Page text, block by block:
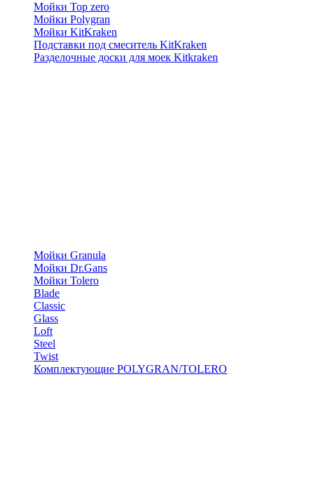
Мойки Top zero
Мойки Polygran
Мойки KitKraken
Подставки под смеситель KitKraken
Разделочные доски для моек Kitkraken
Мойки Granula
Мойки Dr.Gans
Мойки Tolero
Blade
Classic
Glass
Loft
Steel
Twist
Комплектующие POLYGRAN/TOLERO